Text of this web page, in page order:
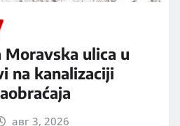
ulica u
na kanalizaciji
авг 3, 2026